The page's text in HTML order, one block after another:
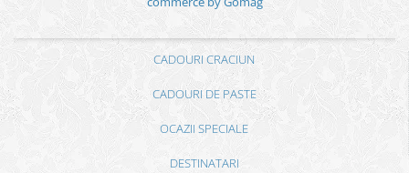
CADOURI CRACIUN
CADOURI DE PASTE
OCAZII SPECIALE
DESTINATARI